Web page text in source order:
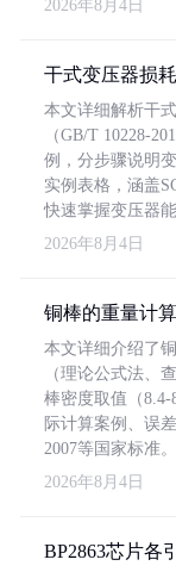
2026年8月4日
干式变压器损
本文详细解析干
（GB/T 10228-
例，分步骤说明
实例表格，涵盖
快速掌握变压器
2026年8月4日
铜棒的重量计
本文详细介绍了
（理论公式法、
棒密度取值（8.4-
际计算案例、误
2007等国家标准。
2026年8月4日
BP2863芯片各